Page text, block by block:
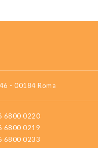
- 00184 Roma
6800 0220
6800 0219
6800 0233